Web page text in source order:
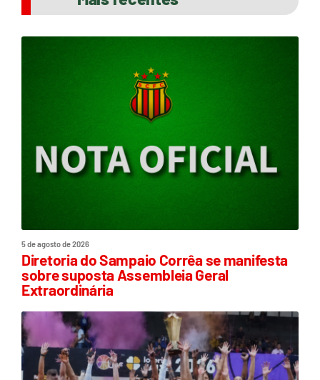
5 de agosto de 2026
Diretoria do Sampaio Corrêa se manifesta
sobre suposta Assembleia Geral
Extraordinária